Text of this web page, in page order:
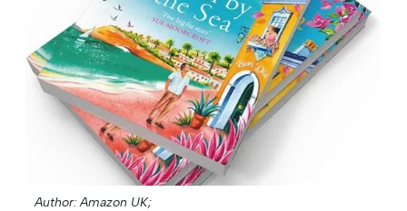
Author: Amazon UK;